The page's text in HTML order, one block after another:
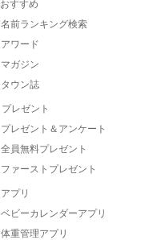
名前ランキング検索
アワード
マガジン
タウン誌
プレゼント
プレゼント＆アンケート
全員無料プレゼント
ファーストプレゼント
アプリ
ベビーカレンダーアプリ
体重管理アプリ